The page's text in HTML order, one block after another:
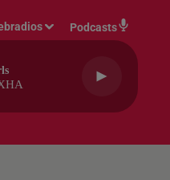
Podcasts